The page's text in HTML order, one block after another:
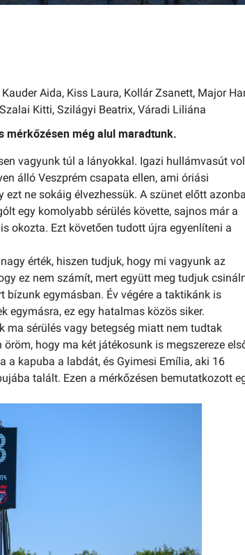
Kauder Aida, Kiss Laura, Kollár Zsanett, Major
Szalai Kitti, Szilágyi Beatrix, Váradi Liliána
mérkőzésen még alul maradtunk.
vagyunk túl a lányokkal. Igazi hullámvasút
álló Veszprém csapata ellen, ami óriási
ne sokáig élvezhessük. A szünet előtt
egy komolyabb sérülés követte, sajnos már a
okozta. Ezt követően tudott újra egyenlíteni a
érték, hiszen tudjuk, hogy mi vagyunk az
ez nem számít, mert együtt meg tudjuk
bízunk egymásban. Év végére a taktikánk is
egymásra, ez egy hatalmas közös siker.
ma sérülés vagy betegség miatt nem tudtak
hogy ma két játékosunk is megszereze
a kapuba a labdát, és Gyimesi Emília, aki 16
talált. Ezen a mérkőzésen bemutatkozott